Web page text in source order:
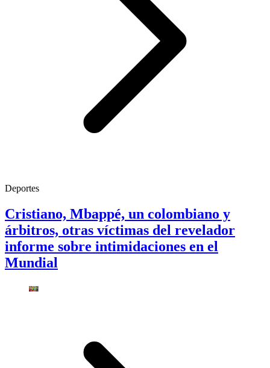
Deportes
Cristiano, Mbappé, un colombiano y
árbitros, otras víctimas del revelador
informe sobre intimidaciones en el
Mundial